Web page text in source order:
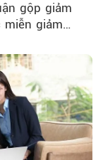
gộp giảm
miễn giảm